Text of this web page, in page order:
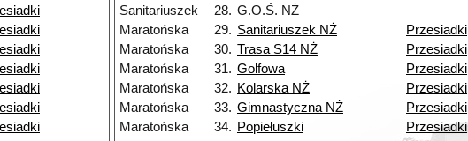
Sanitariuszek
28. G.O.Ś. NŻ
Maratońska
29. Sanitariuszek NŻ
Przesiadki
Maratońska
30. Trasa S14 NŻ
Przesiadki
Maratońska
31. Golfowa
Przesiadki
Maratońska
32. Kolarska NŻ
Przesiadki
Maratońska
33. Gimnastyczna NŻ
Przesiadki
Maratońska
34. Popiełuszki
Przesiadki